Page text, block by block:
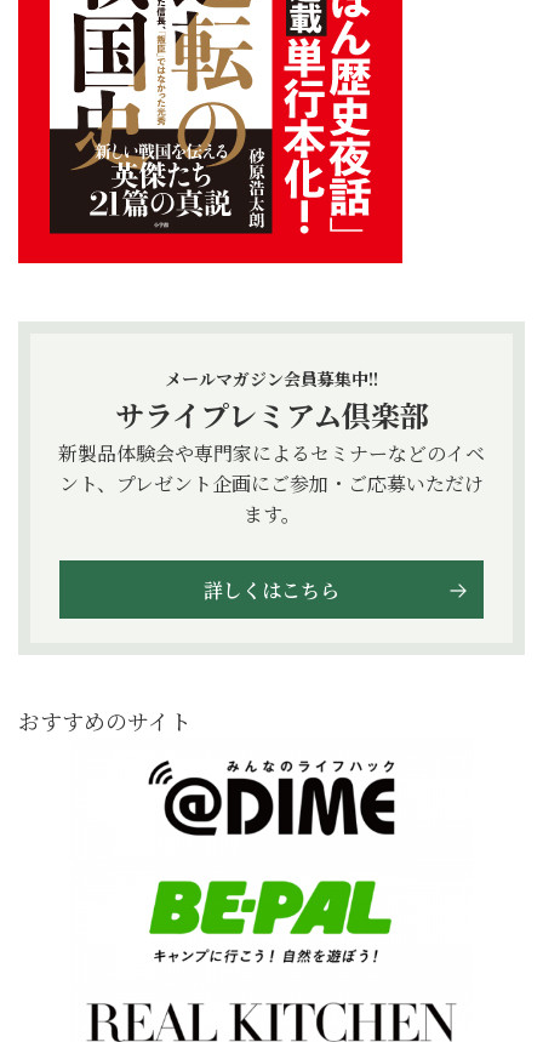
メールマガジン会員募集中!!
サライプレミアム倶楽部
新製品体験会や専門家によるセミナーなどのイベ
ント、プレゼント企画にご参加・ご応募いただけ
ます。
詳しくはこちら
おすすめのサイト